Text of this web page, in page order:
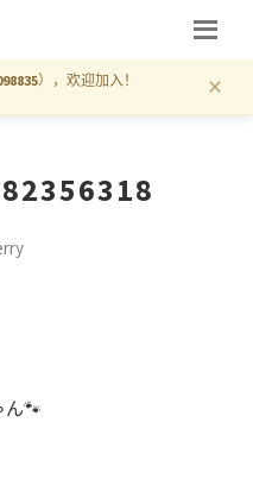
），欢迎加入！ ×
🐾